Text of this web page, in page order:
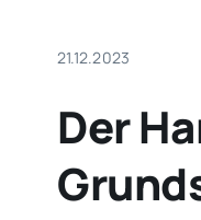
21.12.2023
Der